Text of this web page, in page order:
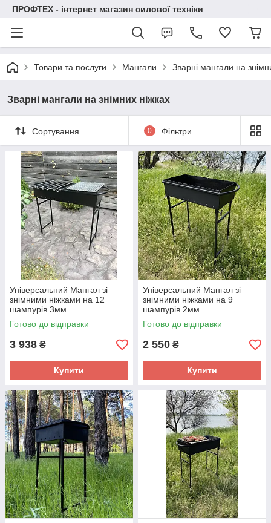
ПРОФТЕХ - інтернет магазин силової техніки
Товари та послуги Мангали Зварні мангали на
Зварні мангали на знімних ніжках
Сортування 0 Фільтри
Універсальний Мангал зі
знімними ніжками на 12
шампурів 3мм
Готово до відправки
3 938 ₴
Купити
Універсальний Мангал зі
знімними ніжками на 9
шампурів 2мм
Готово до відправки
2 550 ₴
Купити